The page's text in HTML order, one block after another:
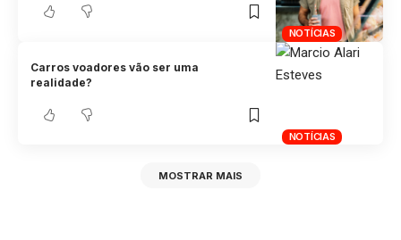
NOTÍCIAS
NOTÍCIAS
Carros voadores vão ser uma
realidade?
MOSTRAR MAIS